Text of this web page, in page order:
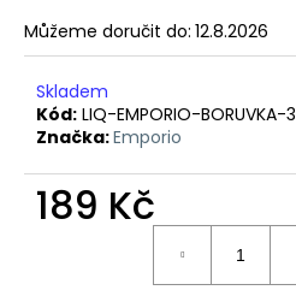
Můžeme doručit do: 12.8.2026
Skladem
Kód: LIQ-EMPORIO-BORUVKA-3
Značka:Emporio
189 Kč
r
u
č
u
e
m